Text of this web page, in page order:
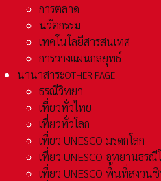
การตลาด
นวัตกรรม
เทคโนโลยีสารสนเทศ
การวางแผนกลยุทธ์
นานาสาระOTHER PAGE
ธรณีวิทยา
เที่ยวทั่วไทย
เที่ยวทั่วโลก
เที่ยว UNESCO มรดกโลก
เที่ยว UNESCO อุทยานธรณี
เที่ยว UNESCO พื้นที่สงวน